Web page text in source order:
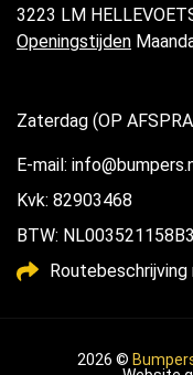
3223 LM
Openingstijden
Zaterdag (OP
E-mail:
Kvk: 82903468
BTW:
Routebeschrijving
2026 ©